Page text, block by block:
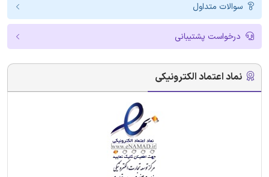
سوالات متداول
درخواست پشتیبانی
نماد اعتماد الکترونیکی